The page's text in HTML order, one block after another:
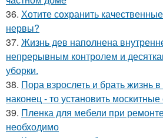
36. Хотите сохранить
нервы?
37. Жизнь дев наполнена
непрерывным контролем и
уборки.
38. Пора взрослеть и брать жизнь
наконец - то установить москитные
39. Пленка для мебели при
необходимо